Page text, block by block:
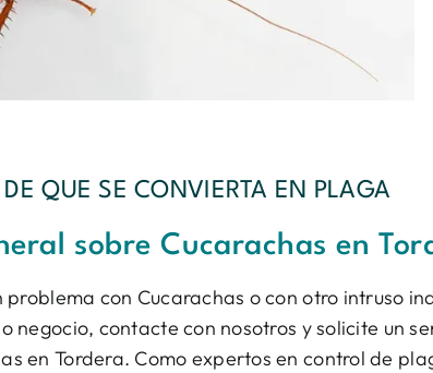
QUE SE CONVIERTA EN PLAGA
sobre Cucarachas en
problema con Cucarachas o con otro intruso
negocio, contacte con nosotros y solicite un
en Tordera. Como expertos en control de